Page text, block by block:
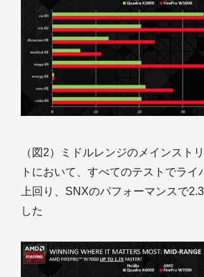
（図2）ミドルレンジのメインスト
トにおいて、すべてのテストでライ
上回り、SNXのパフォーマンスで
した